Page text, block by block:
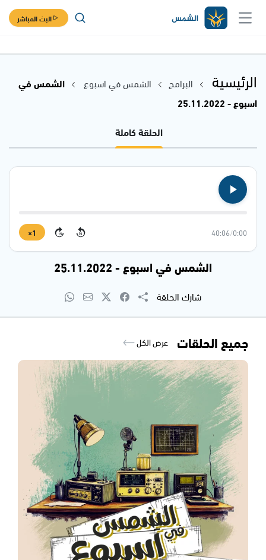
البث المباشر
الرئيسية البرامج الشمس في اسبوع
الشمس في
اسبوع - 25.11.2022
الحلقة كاملة
0:00
/
40:06
15
15
1×
الشمس في اسبوع - 25.11.2022
شارك الحلقة
جميع الحلقات عرض الكل